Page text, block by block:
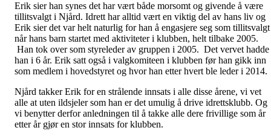
Erik sier han synes det har vært både morsomt og givende å være
tillitsvalgt i Njård. Idrett har alltid vært en viktig del av hans liv og
Erik sier det var helt naturlig for han å engasjere seg som tillitsvalgt
når hans barn startet med aktiviteter i klubben, helt tilbake 2005.
Han tok over som styreleder av gruppen i 2005. Det vervet hadde
han i 6 år. Erik satt også i valgkomiteen i klubben før han gikk inn
som medlem i hovedstyret og hvor han etter hvert ble leder i 2014.
Njård takker Erik for en strålende innsats i alle disse årene, vi vet
alle at uten ildsjeler som han er det umulig å drive idrettsklubb. Og
vi benytter derfor anledningen til å takke alle dere frivillige som år
etter år gjør en stor innsats for klubben.